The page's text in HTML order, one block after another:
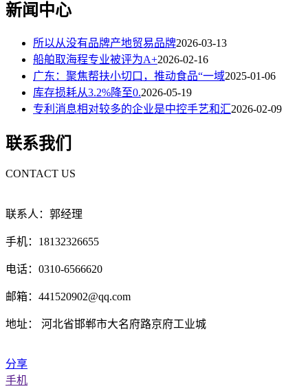
新闻中心
所以从没有品牌产地贸易品牌2026-03-13
船舶取海程专业被评为A+2026-02-16
广东：聚焦帮扶小切口，推动食品“一域2025-01-06
库存损耗从3.2%降至0.2026-05-19
专利消息相对较多的企业是中控手艺和汇2026-02-09
联系我们
CONTACT US
联系人：郭经理
手机：18132326655
电话：0310-6566620
邮箱：441520902@qq.com
地址： 河北省邯郸市大名府路京府工业城
分享
手机